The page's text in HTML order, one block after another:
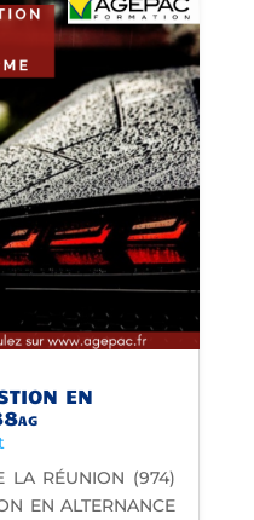
EN
LA RÉUNION (974)
EN ALTERNANCE